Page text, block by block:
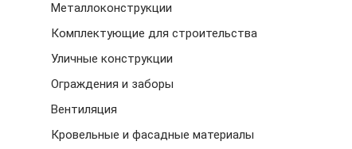
Металлоконструкции
Комплектующие для строительства
Уличные конструкции
Ограждения и заборы
Вентиляция
Кровельные и фасадные материалы